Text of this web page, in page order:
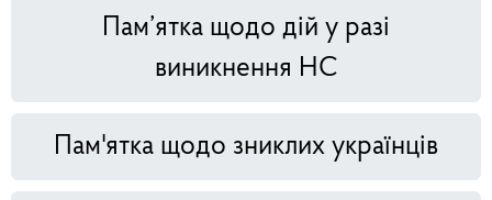
Пам’ятка щодо дій у разі
виникнення НС
Пам'ятка щодо зниклих українців